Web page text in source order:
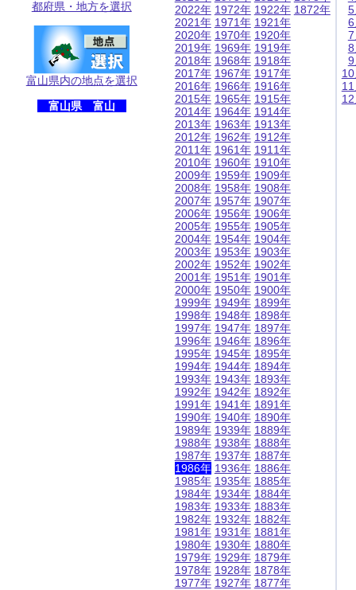
都府県・地方を選択
富山県内の地点を選択
富山県 富山
2022年
2021年
2020年
2019年
2018年
2017年
2016年
2015年
2014年
2013年
2012年
2011年
2010年
2009年
2008年
2007年
2006年
2005年
2004年
2003年
2002年
2001年
2000年
1999年
1998年
1997年
1996年
1995年
1994年
1993年
1992年
1991年
1990年
1989年
1988年
1987年
1986年
1985年
1984年
1983年
1982年
1981年
1980年
1979年
1978年
1977年
1972年
1971年
1970年
1969年
1968年
1967年
1966年
1965年
1964年
1963年
1962年
1961年
1960年
1959年
1958年
1957年
1956年
1955年
1954年
1953年
1952年
1951年
1950年
1949年
1948年
1947年
1946年
1945年
1944年
1943年
1942年
1941年
1940年
1939年
1938年
1937年
1936年
1935年
1934年
1933年
1932年
1931年
1930年
1929年
1928年
1927年
1922年
1921年
1920年
1919年
1918年
1917年
1916年
1915年
1914年
1913年
1912年
1911年
1910年
1909年
1908年
1907年
1906年
1905年
1904年
1903年
1902年
1901年
1900年
1899年
1898年
1897年
1896年
1895年
1894年
1893年
1892年
1891年
1890年
1889年
1888年
1887年
1886年
1885年
1884年
1883年
1882年
1881年
1880年
1879年
1878年
1877年
1872年